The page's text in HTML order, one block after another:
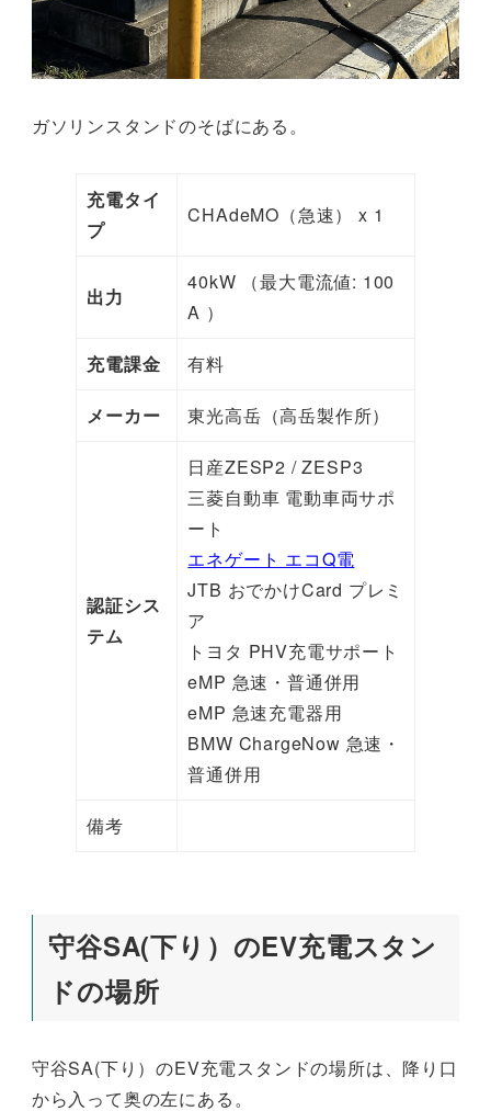
ガソリンスタンドのそばにある。
充電タイ
プ
CHAdeMO（急速） x 1
出力
40kW （最大電流値: 100
A ）
充電課金 有料
メーカー 東光高岳（高岳製作所）
認証シス
テム
日産ZESP2 / ZESP3
三菱自動車 電動車両サポ
ート
エネゲート エコQ電
JTB おでかけCard プレミ
ア
トヨタ PHV充電サポート
eMP 急速・普通併用
eMP 急速充電器用
BMW ChargeNow 急速・
普通併用
備考
守谷SA(下り）のEV充電スタン
ドの場所
守谷SA(下り）のEV充電スタンドの場所は、降り口
から入って奥の左にある。